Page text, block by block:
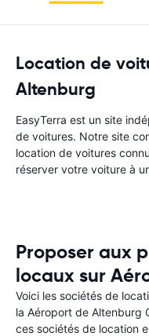
Location de
Altenburg
EasyTerra est un site
de voitures. Notre site
location de voitures
réserver votre voiture à
Proposer aux
locaux sur
Voici les sociétés de
la Aéroport de Altenburg
ces sociétés de location